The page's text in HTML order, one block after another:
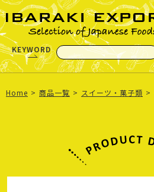
KEYWORD
Home 商品一覧 スイーツ・菓子類